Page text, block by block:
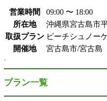
営業時間
09:00 〜 18:00
所在地
沖縄県宮古島市
取扱プラン ビーチシュノー
開催地
宮古島市/宮古島
プラン一覧